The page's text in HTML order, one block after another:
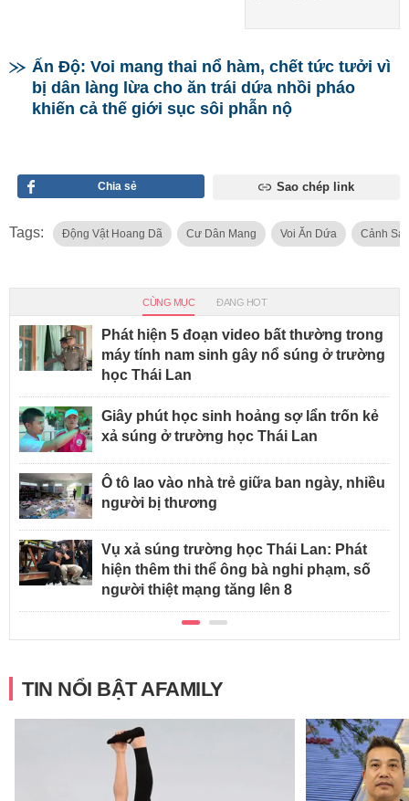
Ấn Độ: Voi mang thai nổ hàm, chết tức tưởi vì
bị dân làng lừa cho ăn trái dứa nhồi pháo
khiến cả thế giới sục sôi phẫn nộ
Chia sẻ Sao chép link
Tags: Động Vật Hoang Dã Cư Dân Mang Voi Ăn Dứa Cảnh
CÙNG MỤC ĐANG HOT
Phát hiện 5 đoạn video bất thường trong
máy tính nam sinh gây nổ súng ở trường
học Thái Lan
Giây phút học sinh hoảng sợ lẩn trốn kẻ
xả súng ở trường học Thái Lan
Ô tô lao vào nhà trẻ giữa ban ngày, nhiều
người bị thương
Vụ xả súng trường học Thái Lan: Phát
hiện thêm thi thể ông bà nghi phạm, số
người thiệt mạng tăng lên 8
TIN NỔI BẬT AFAMILY